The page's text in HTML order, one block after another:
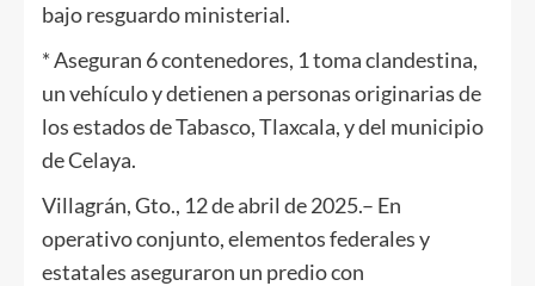
bajo resguardo ministerial.
* Aseguran 6 contenedores, 1 toma clandestina,
un vehículo y detienen a personas originarias de
los estados de Tabasco, Tlaxcala, y del municipio
de Celaya.
Villagrán, Gto., 12 de abril de 2025.– En
operativo conjunto, elementos federales y
estatales aseguraron un predio con